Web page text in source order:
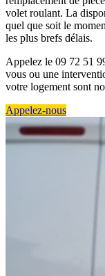
volet roulant. La
quel que soit le
les plus brefs délais.
Appelez le 09 72 51
vous ou une
votre logement sont
Appelez-nous